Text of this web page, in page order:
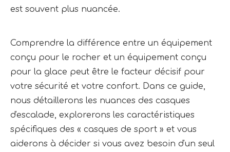
est souvent plus nuancée.
Comprendre la différence entre un équipement
conçu pour le rocher et un équipement conçu
pour la glace peut être le facteur décisif pour
votre sécurité et votre confort. Dans ce guide,
nous détaillerons les nuances des casques
d'escalade, explorerons les caractéristiques
spécifiques des « casques de sport » et vous
aiderons à décider si vous avez besoin d'un seul